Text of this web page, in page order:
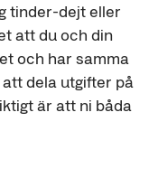
tinder-dejt eller
att du och din
och har samma
dela utgifter på
är att ni båda